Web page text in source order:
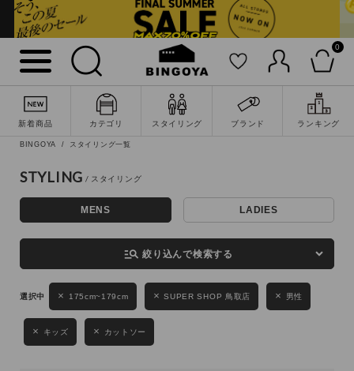
0
新着商品 カテゴリ スタイリング ブランド ランキング
詳細検索
キーワード
性別
MENS LADIES KIDS
BINGOYA スタイリング一覧
STYLING
MENS LADIES
manage_search 絞り込んで検索する
175cm~179cm SUPER SHOP 鳥取店 男性
キッズ カットソー